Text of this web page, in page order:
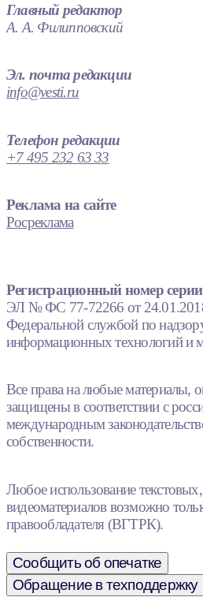
Главный редактор
А. А. Филипповский
Эл. почта редакции
info@vesti.ru
Телефон редакции
+7 495 232 63 33
Реклама на сайте
Росреклама
Регистрационный номер серии
ЭЛ № ФС 77-72266 от
Федеральной службой по
информационных технологий и
Все права на любые материалы,
защищены в соответствии с
международным
собственности.
Любое использование
видеоматериалов возможно
правообладателя (ВГТРК).
Сообщить об опечатке
Обращение в техподдержку